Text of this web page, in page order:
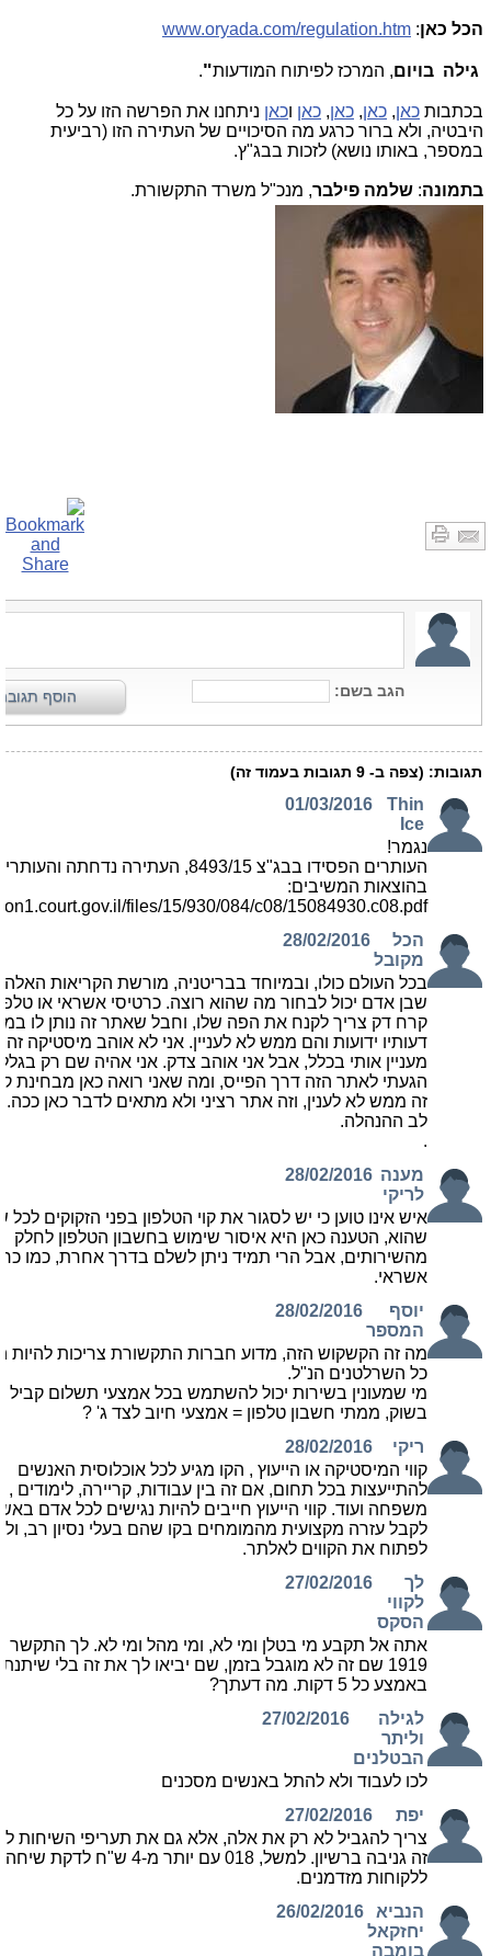
הכל כאן:
www.oryada.com/regulation.htm
גילה בויום, המרכז לפיתוח המודעות"
.
בכתבות כאן, כאן, כאן, כאן וכאן ניתחנו את הפרשה הזו על כל
היבטיה, ולא ברור כרגע מה הסיכויים של העתירה הזו (רביעית
במספר, באותו נושא) לזכות בבג"ץ.
בתמונה: שלמה פילבר, מנכ"ל משרד התקשורת.